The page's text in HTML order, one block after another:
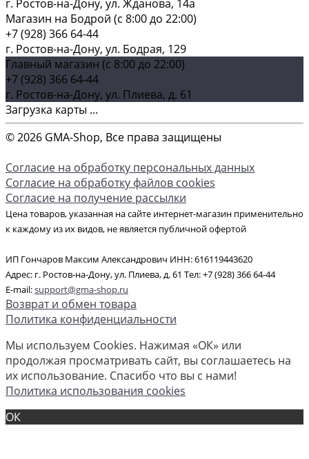
г. Ростов-на-Дону, ул. Жданова, 14а
Магазин на Бодрой (c 8:00 до 22:00)
+7 (928) 366 64-44
г. Ростов-на-Дону, ул. Бодрая, 129
Главный магазин (c 8:00 до 22:00)
+7 (928) 366 64-44
г. Ростов-на-Дону, ул. Плиева, д. 61
Загрузка карты ...
© 2026 GMA-Shop, Все права защищены
Согласие на обработку персональных данных
Согласие на обработку файлов cookies
Согласие на получение рассылки
Цена товаров, указанная на сайте интернет-магазин применительно
к каждому из их видов, не является публичной офертой
ИП Гончаров Максим Александрович ИНН: 616119443620
Адрес: г. Ростов-на-Дону, ул. Плиева, д. 61 Тел: +7 (928) 366 64-44
E-mail:support@gma-shop.ru
Возврат и обмен товара
Политика конфиденциальности
Мы используем Cookies. Нажимая «ОК» или
продолжая просматривать сайт, вы соглашаетесь на
их использование. Спасибо что вы с нами!
Политика использования cookies
ОК